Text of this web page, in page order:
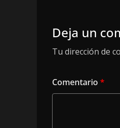
Deja un
Tu dirección de
Comentario *